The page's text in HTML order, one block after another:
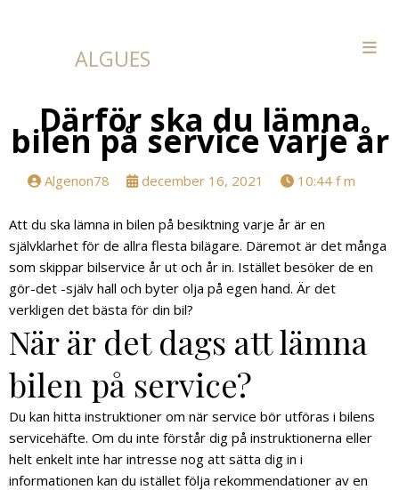
ALGUES
Därför ska du lämna
bilen på service varje år
Algenon78 december 16, 2021 10:44 f m
Att du ska lämna in bilen på besiktning varje år är en
självklarhet för de allra flesta bilägare. Däremot är det många
som skippar bilservice år ut och år in. Istället besöker de en
gör-det -själv hall och byter olja på egen hand. Är det
verkligen det bästa för din bil?
När är det dags att lämna
bilen på service?
Du kan hitta instruktioner om när service bör utföras i bilens
servicehäfte. Om du inte förstår dig på instruktionerna eller
helt enkelt inte har intresse nog att sätta dig in i
informationen kan du istället följa rekommendationer av en